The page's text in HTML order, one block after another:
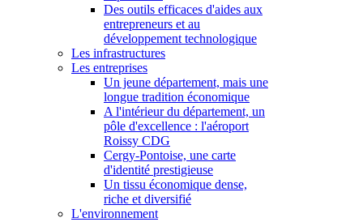
Des outils efficaces d'aides aux
entrepreneurs et au
développement technologique
Les infrastructures
Les entreprises
Un jeune département, mais une
longue tradition économique
A l'intérieur du département, un
pôle d'excellence : l'aéroport
Roissy CDG
Cergy-Pontoise, une carte
d'identité prestigieuse
Un tissu économique dense,
riche et diversifié
L'environnement